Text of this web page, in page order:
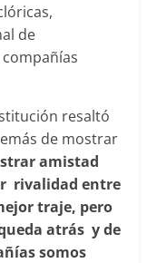
de
resaltó
de mostrar
amistad
rivalidad entre
traje, pero
atrás y de
somos